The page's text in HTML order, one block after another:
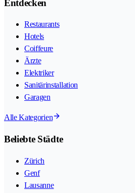
Entdecken
Restaurants
Hotels
Coiffeure
Ärzte
Elektriker
Sanitärinstallation
Garagen
Alle Kategorien
Beliebte Städte
Zürich
Genf
Lausanne